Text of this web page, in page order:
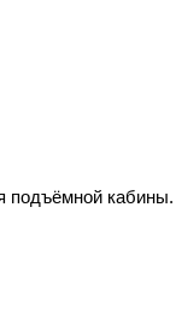
подъёмной кабины.